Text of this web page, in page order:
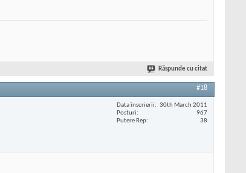
Răspunde cu citat
#18
Data înscrierii
30th March 2011
Posturi
967
Putere Rep
38